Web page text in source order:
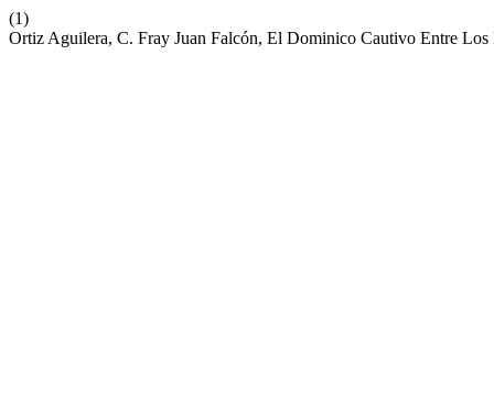
(1)
Ortiz Aguilera, C. Fray Juan Falcón, El Dominico Cautivo Entre